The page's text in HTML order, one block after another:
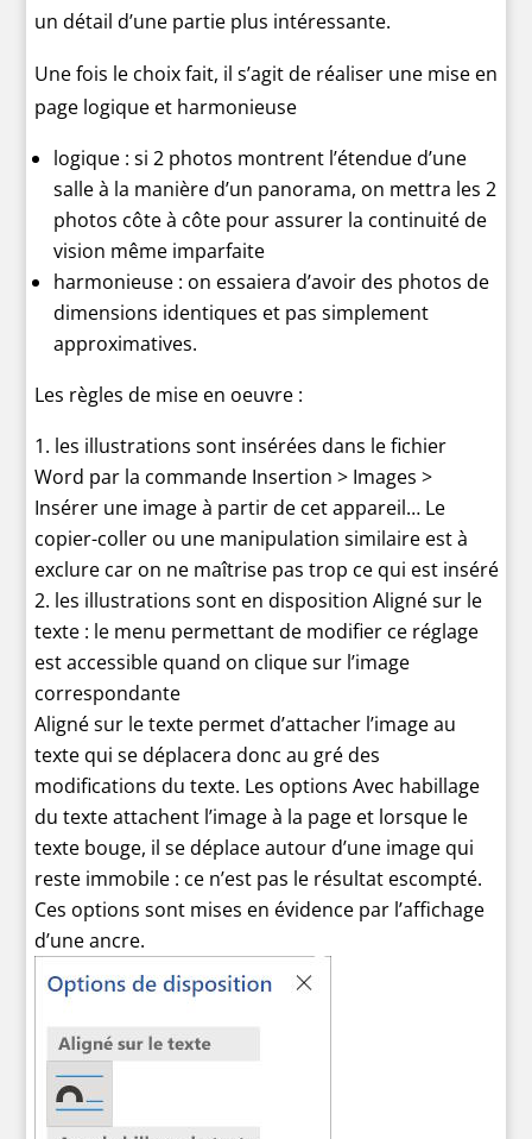
un détail d’une partie plus intéressante.
Une fois le choix fait, il s’agit de réaliser une mise en
page logique et harmonieuse
logique : si 2 photos montrent l’étendue d’une
salle à la manière d’un panorama, on mettra les 2
photos côte à côte pour assurer la continuité de
vision même imparfaite
harmonieuse : on essaiera d’avoir des photos de
dimensions identiques et pas simplement
approximatives.
Les règles de mise en oeuvre :
les illustrations sont insérées dans le fichier
Word par la commande Insertion > Images >
Insérer une image à partir de cet appareil… Le
copier-coller ou une manipulation similaire est à
exclure car on ne maîtrise pas trop ce qui est inséré
les illustrations sont en disposition Aligné sur le
texte : le menu permettant de modifier ce réglage
est accessible quand on clique sur l’image
correspondante
Aligné sur le texte permet d’attacher l’image au
texte qui se déplacera donc au gré des
modifications du texte. Les options Avec habillage
du texte attachent l’image à la page et lorsque le
texte bouge, il se déplace autour d’une image qui
reste immobile : ce n’est pas le résultat escompté.
Ces options sont mises en évidence par l’affichage
d’une ancre.